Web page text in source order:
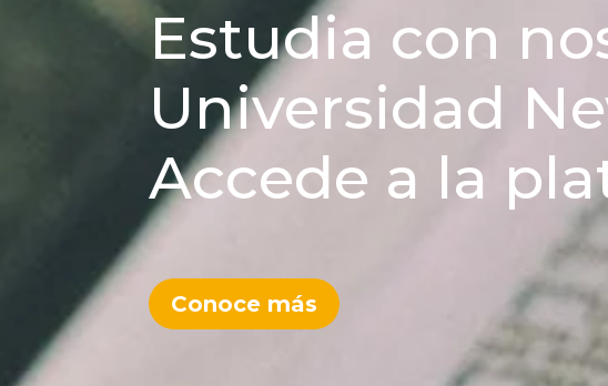
Estudia con
Universidad
Accede a la
Conoce más